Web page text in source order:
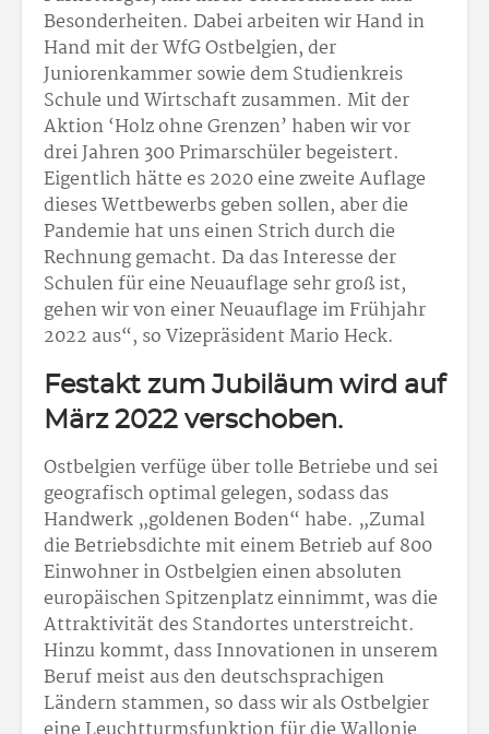
Besonderheiten. Dabei arbeiten wir Hand in
Hand mit der WfG Ostbelgien, der
Juniorenkammer sowie dem Studienkreis
Schule und Wirtschaft zusammen. Mit der
Aktion ‘Holz ohne Grenzen’ haben wir vor
drei Jahren 300 Primarschüler begeistert.
Eigentlich hätte es 2020 eine zweite Auflage
dieses Wettbewerbs geben sollen, aber die
Pandemie hat uns einen Strich durch die
Rechnung gemacht. Da das Interesse der
Schulen für eine Neuauflage sehr groß ist,
gehen wir von einer Neuauflage im Frühjahr
2022 aus“, so Vizepräsident Mario Heck.
Festakt zum Jubiläum wird auf
März 2022 verschoben.
Ostbelgien verfüge über tolle Betriebe und sei
geografisch optimal gelegen, sodass das
Handwerk „goldenen Boden“ habe. „Zumal
die Betriebsdichte mit einem Betrieb auf 800
Einwohner in Ostbelgien einen absoluten
europäischen Spitzenplatz einnimmt, was die
Attraktivität des Standortes unterstreicht.
Hinzu kommt, dass Innovationen in unserem
Beruf meist aus den deutschsprachigen
Ländern stammen, so dass wir als Ostbelgier